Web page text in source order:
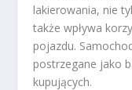
lakierowania, nie
także wpływa
pojazdu.
postrzegane jako
kupujących.